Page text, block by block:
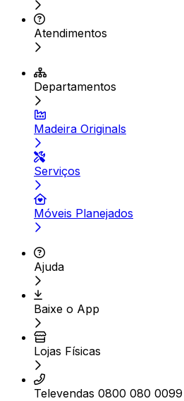
Atendimentos
Departamentos
Madeira Originals
Serviços
Móveis Planejados
Ajuda
Baixe o App
Lojas Físicas
Televendas 0800 080 0099